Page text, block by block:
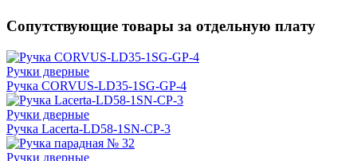
Сопутствующие товары за отдельную плату
Ручки дверные
Ручка CORVUS-LD35-1SG-GP-4
Ручки дверные
Ручка Lacerta-LD58-1SN-CP-3
Ручки дверные